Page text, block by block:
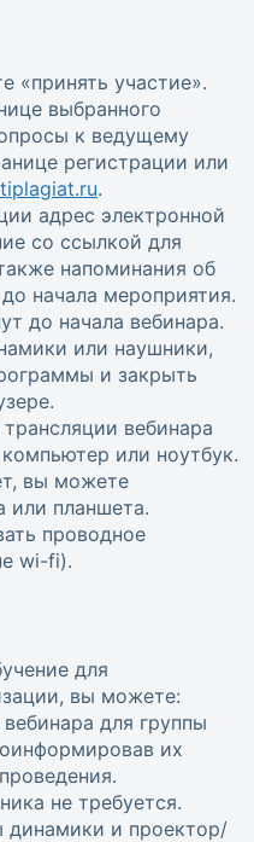
«принять участие».
выбранного
к ведущему
регистрации или
.
адрес электронной
со ссылкой для
напоминания об
начала мероприятия.
до начала вебинара.
или наушники,
и закрыть
вебинара
или ноутбук.
вы можете
или планшета.
проводное
wi-fi).
для
вы можете:
для группы
их
не требуется.
динамики и проектор/